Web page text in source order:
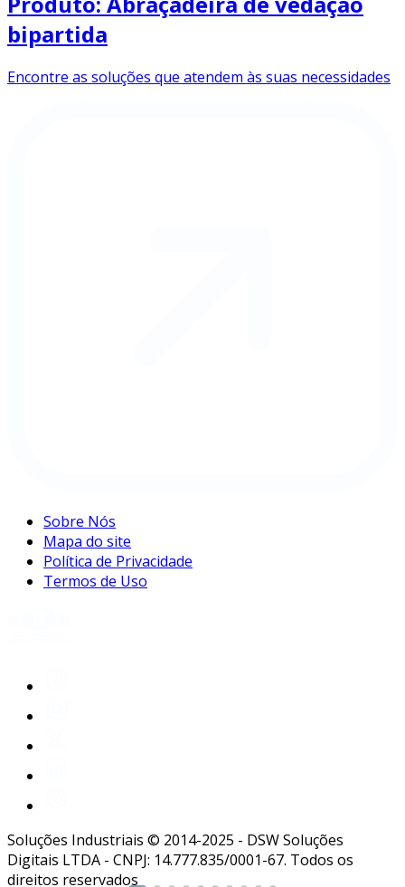
bipartida
Encontre as soluções que atendem às suas necessidades
Sobre Nós
Mapa do site
Política de Privacidade
Termos de Uso
Soluções Industriais © 2014-2025 - DSW Soluções
Digitais LTDA - CNPJ: 14.777.835/0001-67. Todos os
direitos reservados